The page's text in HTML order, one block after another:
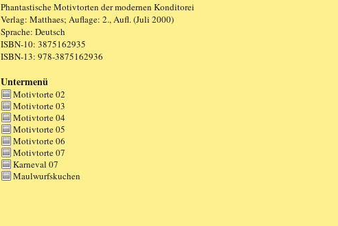
Phantastische Motivtorten der modernen Konditorei
Verlag: Matthaes; Auflage: 2., Aufl. (Juli 2000)
Sprache: Deutsch
ISBN-10: 3875162935
ISBN-13: 978-3875162936
Untermenü
Motivtorte 02
Motivtorte 03
Motivtorte 04
Motivtorte 05
Motivtorte 06
Motivtorte 07
Karneval 07
Maulwurfskuchen